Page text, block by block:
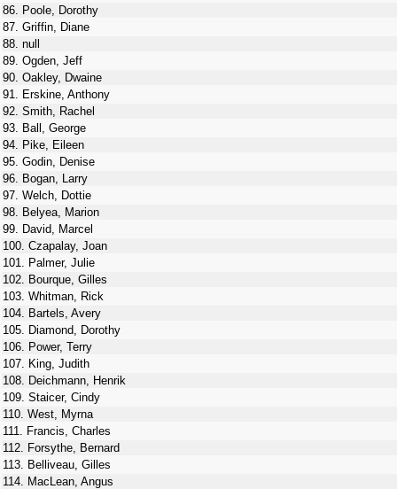
86. Poole, Dorothy
87. Griffin, Diane
88. null
89. Ogden, Jeff
90. Oakley, Dwaine
91. Erskine, Anthony
92. Smith, Rachel
93. Ball, George
94. Pike, Eileen
95. Godin, Denise
96. Bogan, Larry
97. Welch, Dottie
98. Belyea, Marion
99. David, Marcel
100. Czapalay, Joan
101. Palmer, Julie
102. Bourque, Gilles
103. Whitman, Rick
104. Bartels, Avery
105. Diamond, Dorothy
106. Power, Terry
107. King, Judith
108. Deichmann, Henrik
109. Staicer, Cindy
110. West, Myrna
111. Francis, Charles
112. Forsythe, Bernard
113. Belliveau, Gilles
114. MacLean, Angus